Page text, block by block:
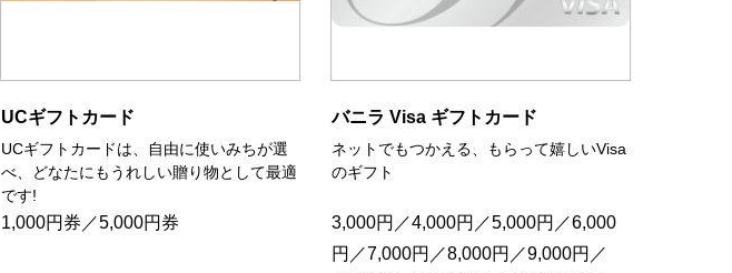
UCギフトカード
UCギフトカードは、自由に使いみちが選
べ、どなたにもうれしい贈り物として最適
です!
1,000円券／5,000円券
バニラ Visa ギフトカード
ネットでもつかえる、もらって嬉しいVisa
のギフト
3,000円／4,000円／5,000円／6,000
円／7,000円／8,000円／9,000円／